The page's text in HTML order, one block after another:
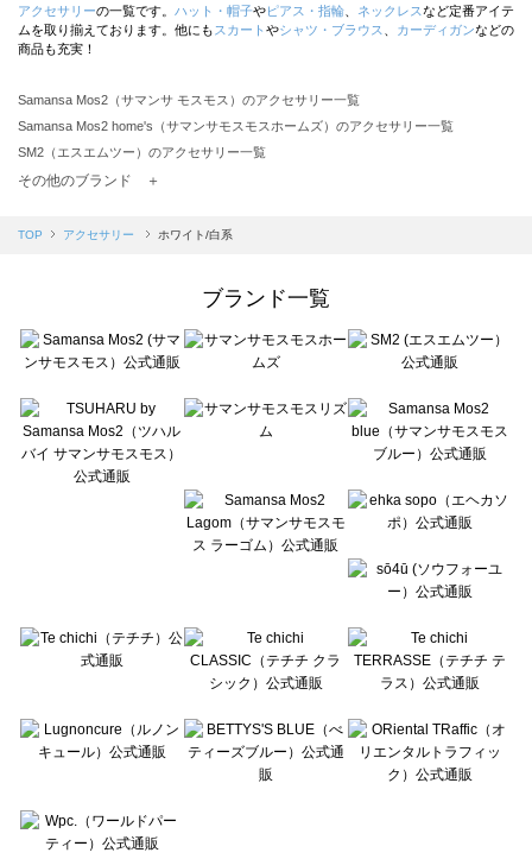
アクセサリーの一覧です。 ハット・帽子やピアス・指輪 ネックレスなど定番アイテ
ムを取り揃えております。他にも スカート やシャツ・ブラウス カーディガンなどの
商品も充実！
Samansa Mos2（サマンサ モスモス）のアクセサリー一覧
Samansa Mos2 home's（サマンサモスモスホームズ）のアクセサリー一覧
SM2（エスエムツー）のアクセサリー一覧
TSUHARU by Samansa Mos2（ツハルバイサマンサモスモス）のアクセサリー一覧
Samansa Mos2 blue（サマンサモスモス ブルー）のアクセサリー一覧
sō4ū（ソウフォーユー）のアクセサリー一覧
Te chichi（テチチ）のアクセサリー一覧
Te chichi CLASSIC（テチチ クラシック）のアクセサリー一覧
Lugnoncure（ルノンキュール）のアクセサリー一覧
BETTY'S BLUE（べティーズブルー）のアクセサリー一覧
Wpc.（ワールドパーティー）のアクセサリー一覧
その他のブランド ＋
TOP アクセサリー ホワイト/白系
ブランド一覧